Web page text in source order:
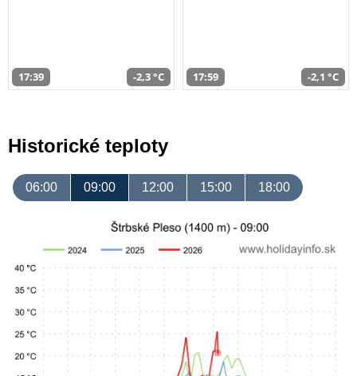
17:39 -2,3 °C 17:59 -2,1 °C
Historické teploty
06:00 09:00 12:00 15:00 18:00